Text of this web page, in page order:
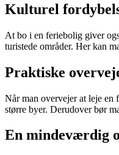
Kulturel
At bo i en feriebolig giver
turistede områder. Her kan
Praktiske
Når man overvejer at leje en
større byer. Derudover bør
En mindeværdig